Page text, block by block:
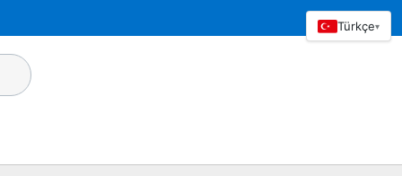
Türkçe▾